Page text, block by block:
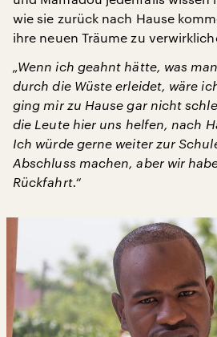
wie sie zurück nach Hause
ihre neuen Träume zu
„Wenn ich geahnt hätte, was
durch die Wüste erleidet, wäre
ging mir zu Hause gar nicht
die Leute hier uns helfen, nach
Ich würde gerne weiter zur
Abschluss machen, aber wir
Rückfahrt.“